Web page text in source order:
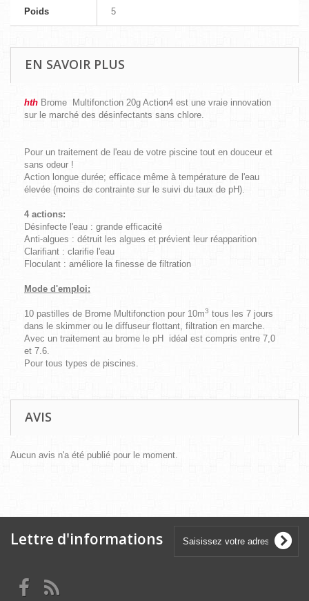
Poids 5
EN SAVOIR PLUS
hth Brome Multifonction 20g Action4 est une vraie innovation
sur le marché des désinfectants sans chlore.
Pour un traitement de l'eau de votre piscine tout en douceur et
sans odeur !
Action longue durée; efficace même à température de l'eau
élevée (moins de contrainte sur le suivi du taux de pH).
4 actions:
Désinfecte l'eau : grande efficacité
Anti-algues : détruit les algues et prévient leur réapparition
Clarifiant : clarifie l'eau
Floculant : améliore la finesse de filtration
Mode d'emploi:
10 pastilles de Brome Multifonction pour 10m3 tous les 7 jours
dans le skimmer ou le diffuseur flottant, filtration en marche.
Avec un traitement au brome le pH idéal est compris entre 7,0
et 7.6.
Pour tous types de piscines.
AVIS
Aucun avis n'a été publié pour le moment.
Lettre d'informations